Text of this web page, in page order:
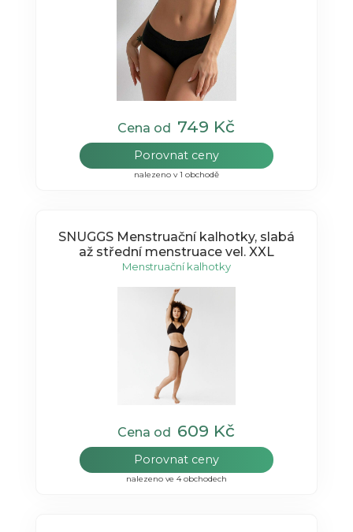
Cena od 749 Kč
Porovnat ceny
nalezeno v 1 obchodě
SNUGGS Menstruační kalhotky, slabá
až střední menstruace vel. XXL
Menstruační kalhotky
Cena od 609 Kč
Porovnat ceny
nalezeno ve 4 obchodech